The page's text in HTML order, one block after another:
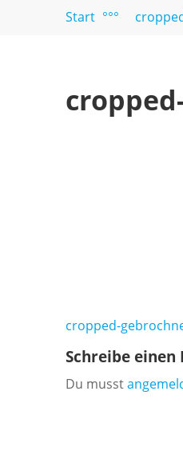
Start °°°
cropped-
Schreibe
Du musst